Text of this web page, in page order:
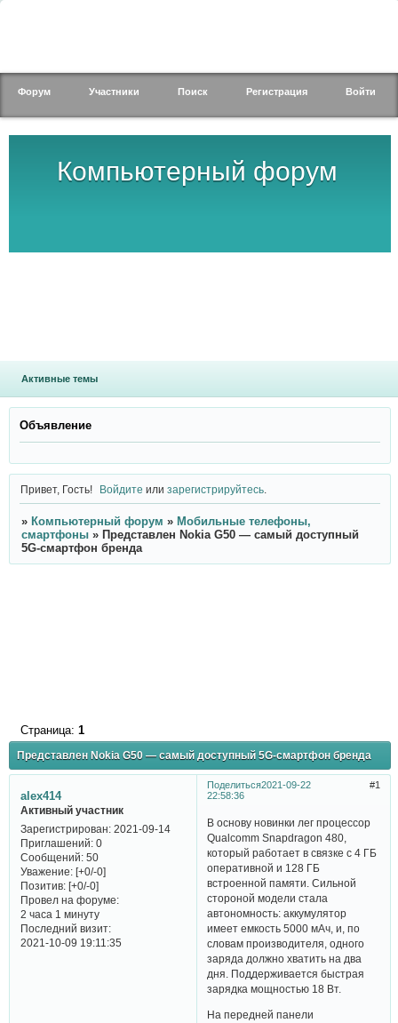
Компьютерный форум
Форум Участники Поиск Регистрация Войти
Активные темы
Объявление
Привет, Гость! Войдите илизарегистрируйтесь
» Компьютерный форум » Мобильные телефоны,
смартфоны » Представлен Nokia G50 — самый доступный
5G-смартфон бренда
Представлен Nokia G50 — самый доступный 5G-смартфон бренда
Страница: 1
Поделиться 1
2021-09-22
22:58:36
alex414
Активный участник
Зарегистрирован: 2021-09-14
Приглашений:0
Сообщений:50
Уважение: [+0/-0]
Позитив: [+0/-0]
Провел на форуме:
2 часа 1 минуту
Последний визит:
2021-10-09 19:11:35
В основу новинки лег процессор
Qualcomm Snapdragon 480,
который работает в связке с 4 ГБ
оперативной и 128 ГБ
встроенной памяти. Сильной
стороной модели стала
автономность: аккумулятор
имеет емкость 5000 мАч, и, по
словам производителя, одного
заряда должно хватить на два
дня. Поддерживается быстрая
зарядка мощностью 18 Вт.
На передней панели